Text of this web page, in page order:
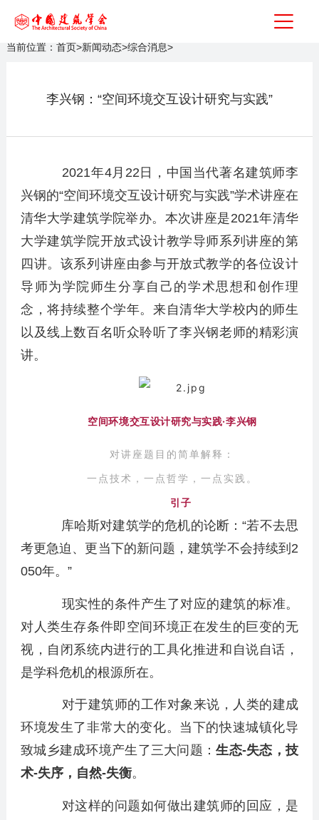
当前位置： 首页>新闻动态>综合消息>
李兴钢：“空间环境交互设计研究与实践”
2021年4月22日，中国当代著名建筑师李
兴钢的“空间环境交互设计研究与实践”学术讲座在
清华大学建筑学院举办。本次讲座是2021年清华
大学建筑学院开放式设计教学导师系列讲座的第
四讲。该系列讲座由参与开放式教学的各位设计
导师为学院师生分享自己的学术思想和创作理
念，将持续整个学年。来自清华大学校内的师生
以及线上数百名听众聆听了李兴钢老师的精彩演
讲。
空间环境交互设计研究与实践·李兴钢
对讲座题目的简单解释：
一点技术，一点哲学，一点实践。
引子
库哈斯对建筑学的危机的论断：“若不去思
考更急迫、更当下的新问题，建筑学不会持续到2
050年。”
现实性的条件产生了对应的建筑的标准。
对人类生存条件即空间环境正在发生的巨变的无
视，自闭系统内进行的工具化推进和自说自话，
是学科危机的根源所在。
对于建筑师的工作对象来说，人类的建成
环境发生了非常大的变化。当下的快速城镇化导
致城乡建成环境产生了三大问题：生态-失态，技
术-失序，自然-失衡。
对这样的问题如何做出建筑师的回应，是